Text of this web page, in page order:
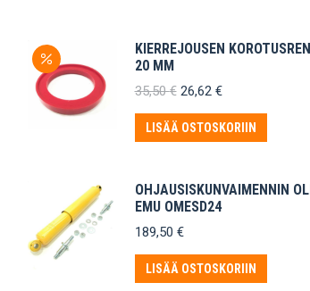
KIERREJOUSEN
20 MM
35,50€ Alkuperäinen
oli:
35,50 €.
26,62 €Nykyinen
on:
26,62 €.
LISÄÄ OSTOSKORIIN
OHJAUSISKUNVAIMENNIN
EMU OMESD24
189,50 €
LISÄÄ OSTOSKORIIN